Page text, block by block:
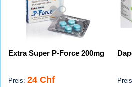
Extra Super P-Force 200mg
Preis: 24 Chf